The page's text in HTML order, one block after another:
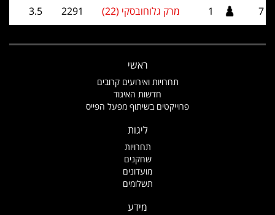
7
1 מרק גלוחובסקי (22) 2291
3.5
ראשי
תחרויות ואירועים קרובים
חדשות האיגוד
פרוייקטים בשיתוף מפעל הפייס
ליגות
תחרויות
שחקנים
מועדונים
תשלומים
מידע